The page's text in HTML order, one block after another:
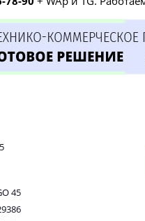
45